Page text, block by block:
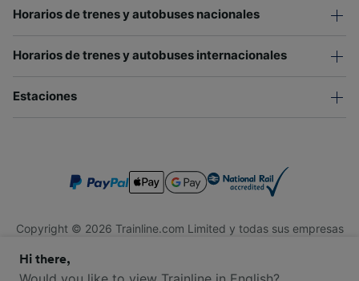
Horarios de trenes y autobuses nacionales
Horarios de trenes y autobuses internacionales
Estaciones
Copyright © 2026 Trainline.com Limited y todas sus empresas
Trainline.com Limited está registrada en Inglaterra y Gales.
Compañía No. 3846791. Dirección: 1 Stonecutter St, Londres
Hi there,